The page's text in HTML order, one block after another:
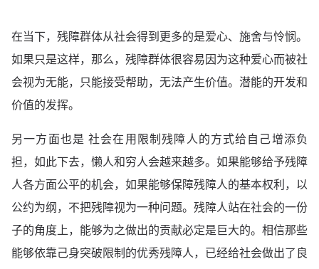
在当下，残障群体从社会得到更多的是爱心、施舍与怜悯。
如果只是这样，那么，残障群体很容易因为这种爱心而被社
会视为无能，只能接受帮助，无法产生价值。潜能的开发和
价值的发挥。
另一方面也是 社会在用限制残障人的方式给自己增添负
担，如此下去，懒人和穷人会越来越多。如果能够给予残障
人各方面公平的机会，如果能够保障残障人的基本权利，以
公约为纲，不把残障视为一种问题。残障人站在社会的一份
子的角度上，能够为之做出的贡献必定是巨大的。相信那些
能够依靠己身突破限制的优秀残障人，已经给社会做出了良